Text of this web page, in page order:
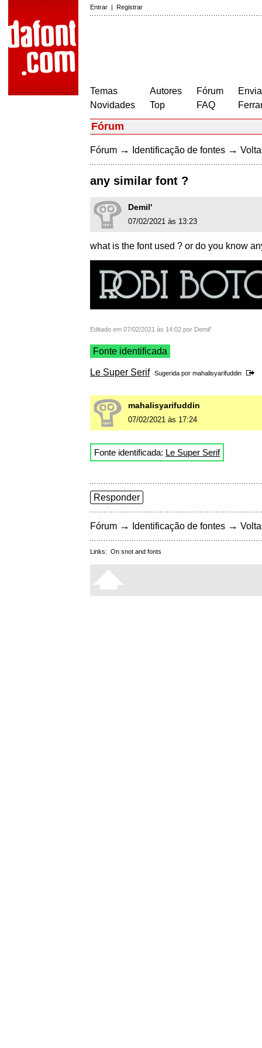
Entrar | Registrar
Temas
Novidades
Autores
Top
Fórum
FAQ
Fórum
Fórum → Identificação de fontes →
any similar font ?
Demil'
07/02/2021 às 13:23
what is the font used ? or do you know
Editado em 07/02/2021 às 14:02 por Demil'
Fonte identificada
Le Super Serif Sugerida por mahalisyarifuddin
mahalisyarifuddin
07/02/2021 às 17:24
Fonte identificada: Le Super Serif
Responder
Fórum → Identificação de fontes →
Links: On snot and fonts